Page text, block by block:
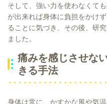
そして、強い力を使わなくて
が出来れば身体に負担をかけ
ることに気づき、その後、研
ました。
痛みを感じさせな
きる手法
身体は常に、かすかな風や気